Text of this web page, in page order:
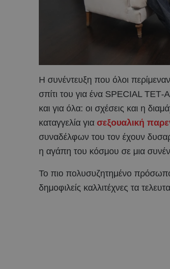
Η συνέντευξη που όλοι
σπίτι του για ένα SPECIAL ΤΕΤ-
και για όλα: οι σχέσεις και η
καταγγελία για σεξουαλική
συναδέλφων του τον έχουν
η αγάπη του κόσμου σε μια
Το πιο πολυσυζητημένο πρόσωπο
δημοφιλείς καλλιτέχνες τα